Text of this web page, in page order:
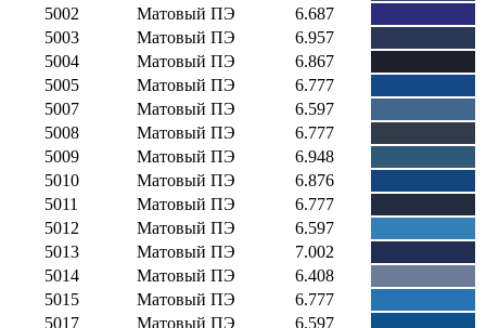
5002
Матовый ПЭ
6.687
5003
Матовый ПЭ
6.957
5004
Матовый ПЭ
6.867
5005
Матовый ПЭ
6.777
5007
Матовый ПЭ
6.597
5008
Матовый ПЭ
6.777
5009
Матовый ПЭ
6.948
5010
Матовый ПЭ
6.876
5011
Матовый ПЭ
6.777
5012
Матовый ПЭ
6.597
5013
Матовый ПЭ
7.002
5014
Матовый ПЭ
6.408
5015
Матовый ПЭ
6.777
5017
Матовый ПЭ
6.597